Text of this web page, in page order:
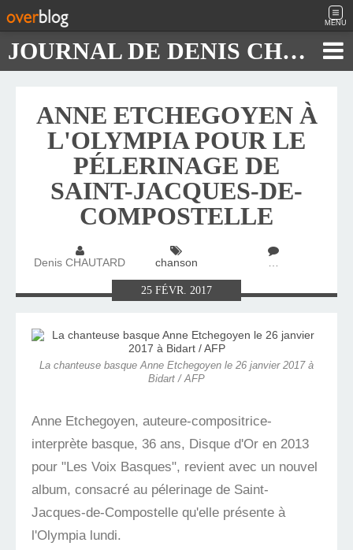
MENU
JOURNAL DE DENIS CHAUTARD
ANNE ETCHEGOYEN À
L'OLYMPIA POUR LE
PÉLERINAGE DE
SAINT-JACQUES-DE-
COMPOSTELLE
Denis CHAUTARD chanson …
25 FÉVR. 2017
La chanteuse basque Anne Etchegoyen le 26 janvier 2017 à
Bidart / AFP
Anne Etchegoyen, auteure-compositrice-
interprète basque, 36 ans, Disque d'Or en 2013
pour "Les Voix Basques", revient avec un nouvel
album, consacré au pélerinage de Saint-
Jacques-de-Compostelle qu'elle présente à
l'Olympia lundi.